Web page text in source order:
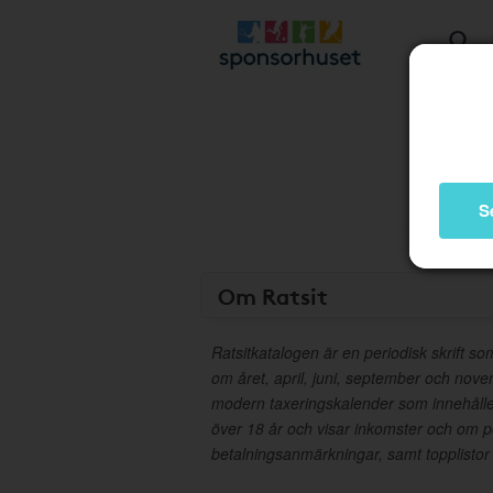
Om Ratsit
Ratsitkatalogen är en periodisk skrift
om året, april, juni, september och
modern taxeringskalender som
över 18 år och visar inkomster och om
betalningsanmärkningar, samt